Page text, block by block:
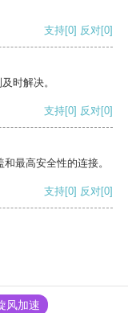
支持[0] 反对[0]
时解决。
支持[0] 反对[0]
最高安全性的连接。
支持[0] 反对[0]
风加速